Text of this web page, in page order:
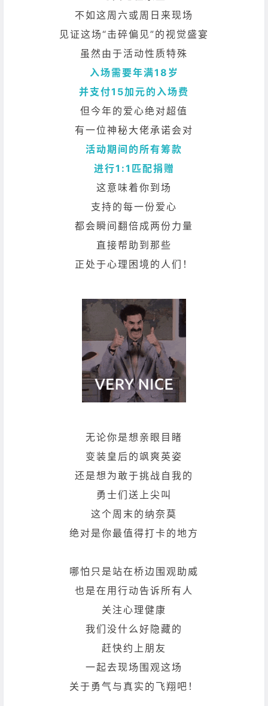
不如这周六或周日来现场
见证这场“击碎偏见”的视觉盛宴
虽然由于活动性质特殊
入场需要年满18岁
并支付15加元的入场费
但今年的爱心绝对超值
有一位神秘大佬承诺会对
活动期间的所有筹款
进行1:1匹配捐赠
这意味着你到场
支持的每一份爱心
都会瞬间翻倍成两份力量
直接帮助到那些
正处于心理困境的人们！
无论你是想亲眼目睹
变装皇后的飒爽英姿
还是想为敢于挑战自我的
勇士们送上尖叫
这个周末的纳奈莫
绝对是你最值得打卡的地方
哪怕只是站在桥边围观助威
也是在用行动告诉所有人
关注心理健康
我们没什么好隐藏的
赶快约上朋友
一起去现场围观这场
关于勇气与真实的飞翔吧！